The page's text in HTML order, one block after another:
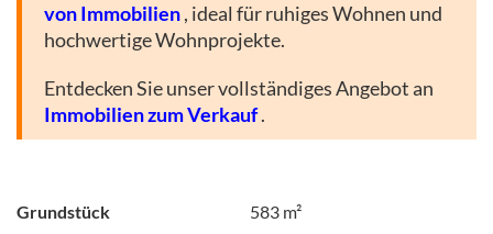
von Immobilien, ideal für ruhiges Wohnen und
hochwertige Wohnprojekte.
Entdecken Sie unser vollständiges Angebot an
Immobilien zum Verkauf.
Grundstück 583 m²